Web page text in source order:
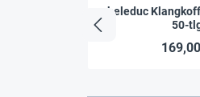
beleduc
50-